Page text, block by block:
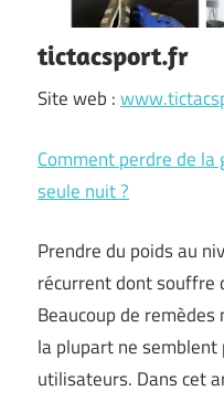
tictacsport.fr
Site web :
Comment perdre de
seule nuit ?
Prendre du poids au
récurrent dont souffre
Beaucoup de
la plupart ne
utilisateurs. Dans cet